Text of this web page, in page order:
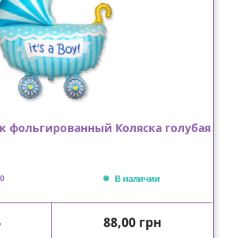
Коляска голубая
В наличии
Цена
88,00 грн